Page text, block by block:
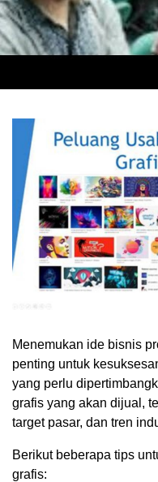
Menemukan ide bisnis
penting untuk
yang perlu
grafis yang akan dijual,
target pasar, dan tren
Berikut beberapa tips
grafis: